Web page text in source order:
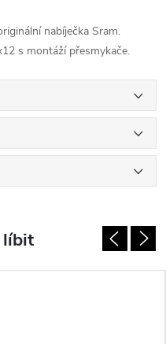
nabíječka Sram.
s montáží přesmykače.